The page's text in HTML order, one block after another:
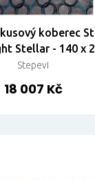
koberec
Stellar - 140 x
Stepevi
18 007 Kč